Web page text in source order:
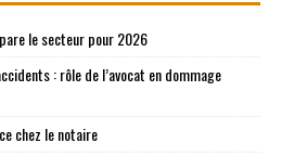
le secteur pour 2026
: rôle de l’avocat en dommage
chez le notaire